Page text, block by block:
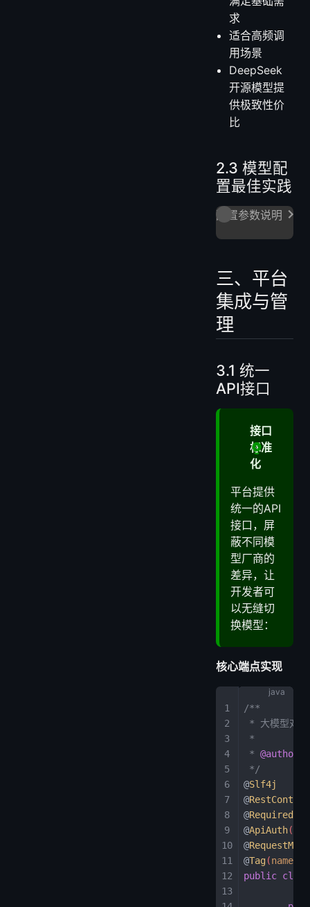
求
适合高频调
用场景
DeepSeek
开源模型提
供极致性价
比
2.3 模型配
置最佳实践
配置参数说明
三、平台
集成与管
理
3.1 统一
API接口
接口
标准
化
平台提供
统一的API
接口，屏
蔽不同模
型厂商的
差异，让
开发者可
以无缝切
换模型：
核心端点实现
/**
* 大模型对话
*
* @author
*/
@Slf4j
@
@
@ApiAuth(
@
@Tag(name
public class